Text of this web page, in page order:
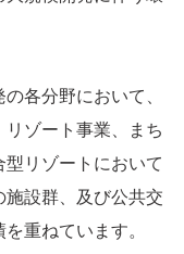
各分野において、
ゾート事業、まち
リゾートにおいて
設群、及び公共交
重ねています。